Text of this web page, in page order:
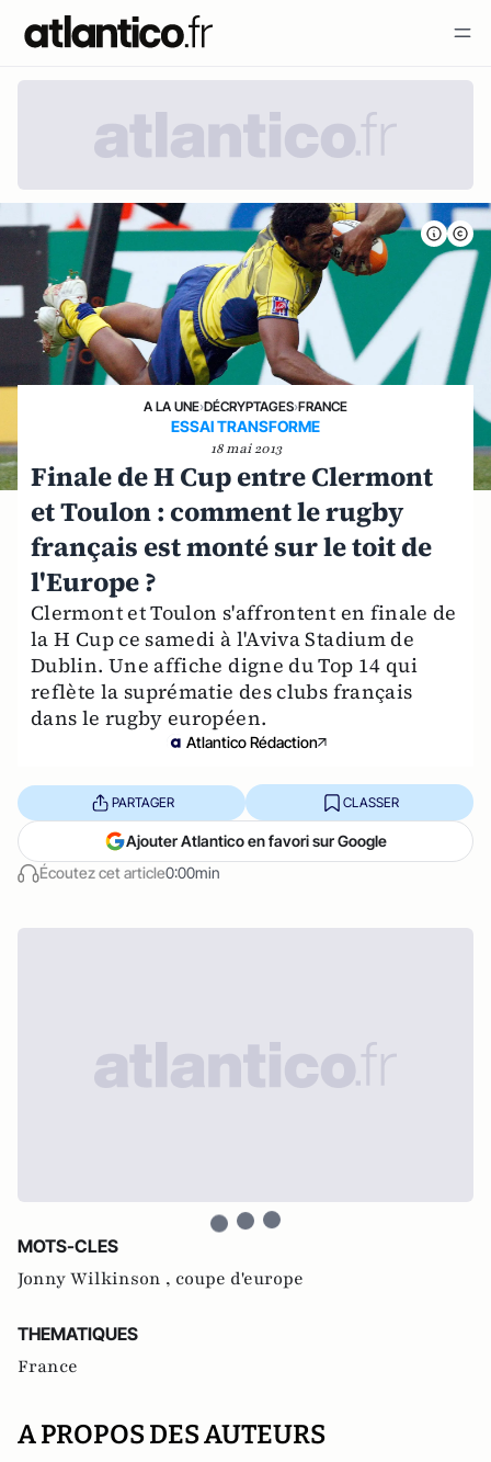
A LA UNE›DÉCRYPTAGES›FRANCE
ESSAI TRANSFORME
18 mai 2013
Finale de H Cup entre Clermont
et Toulon : comment le rugby
français est monté sur le toit de
l'Europe ?
Clermont et Toulon s'affrontent en finale de
la H Cup ce samedi à l'Aviva Stadium de
Dublin. Une affiche digne du Top 14 qui
reflète la suprématie des clubs français
dans le rugby européen.
Atlantico Rédaction
Écoutez cet article0:00min
PARTAGER CLASSER
Ajouter Atlantico en favori sur Google
MOTS-CLES
Jonny Wilkinson , coupe d'europe
THEMATIQUES
France
A PROPOS DES AUTEURS